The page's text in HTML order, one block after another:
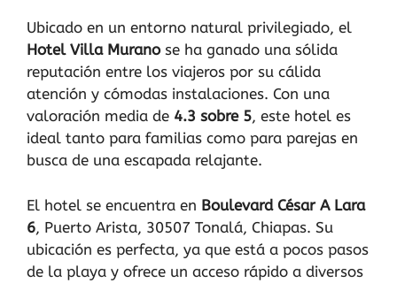
Ubicado en un entorno natural privilegiado, el
Hotel Villa Muranose ha ganado una sólida
reputación entre los viajeros por su cálida
atención y cómodas instalaciones. Con una
valoración media de 4.3 sobre 5, este hotel es
ideal tanto para familias como para parejas en
busca de una escapada relajante.
El hotel se encuentra en Boulevard César A Lara
6, Puerto Arista, 30507 Tonalá, Chiapas. Su
ubicación es perfecta, ya que está a pocos pasos
de la playa y ofrece un acceso rápido a diversos